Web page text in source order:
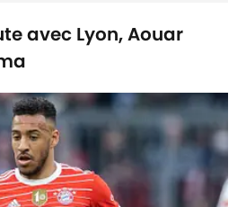
avec Lyon, Aouar